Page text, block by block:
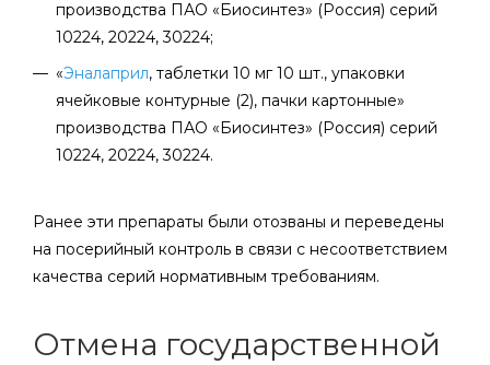
производства ПАО «Биосинтез» (Россия) серий
10224, 20224, 30224;
«Эналаприл, таблетки 10 мг 10 шт., упаковки
ячейковые контурные (2), пачки картонные»
производства ПАО «Биосинтез» (Россия) серий
10224, 20224, 30224.
Ранее эти препараты были отозваны и переведены
на посерийный контроль в связи с несоответствием
качества серий нормативным требованиям.
Отмена государственной